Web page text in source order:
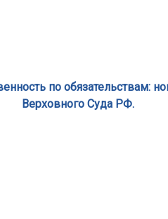
по
Верховного Суда РФ.